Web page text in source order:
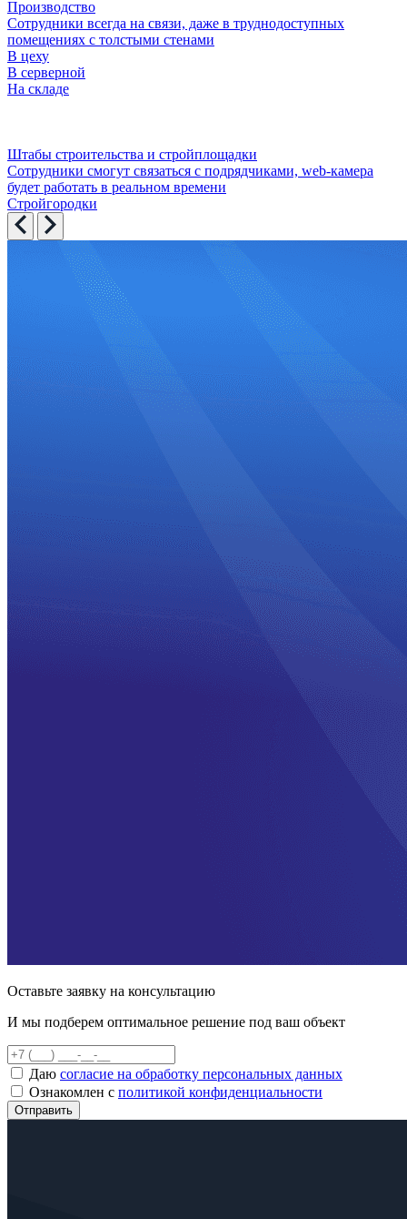
Производство
Сотрудники всегда на связи, даже в труднодоступных
помещениях с толстыми стенами
В цеху
В серверной
На складе
Штабы строительства и стройплощадки
Сотрудники смогут связаться с подрядчиками, web-камера
будет работать в реальном времени
Стройгородки
Оставьте заявку на консультацию
И мы подберем оптимальное решение под ваш объект
Даю согласие на обработку персональных данных
Ознакомлен с политикой конфиденциальности
Отправить